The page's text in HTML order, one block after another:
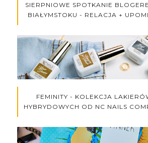
SIERPNIOWE SPOTKANIE
BIAŁYMSTOKU - RELACJA +
FEMINITY - KOLEKCJA
HYBRYDOWYCH OD NC NAILS